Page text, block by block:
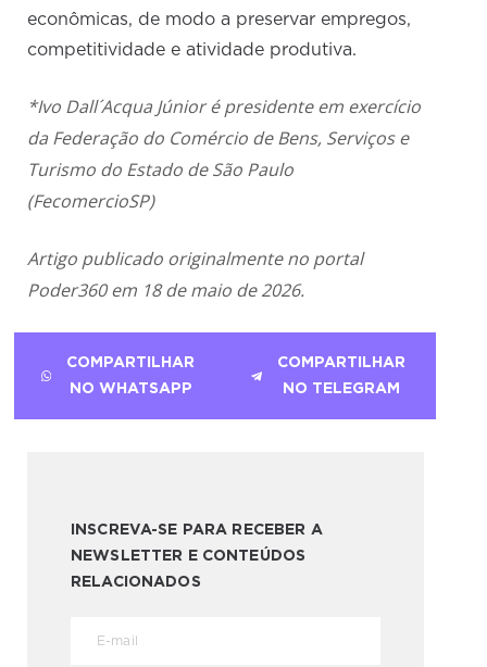
econômicas, de modo a preservar empregos,
competitividade e atividade produtiva.
*Ivo Dall´Acqua Júnior é presidente em exercício
da Federação do Comércio de Bens, Serviços e
Turismo do Estado de São Paulo
(FecomercioSP)
Artigo publicado originalmente no portal
Poder360 em 18 de maio de 2026.
COMPARTILHAR
NO WHATSAPP
COMPARTILHAR
NO TELEGRAM
INSCREVA-SE PARA RECEBER A
NEWSLETTER E CONTEÚDOS
RELACIONADOS